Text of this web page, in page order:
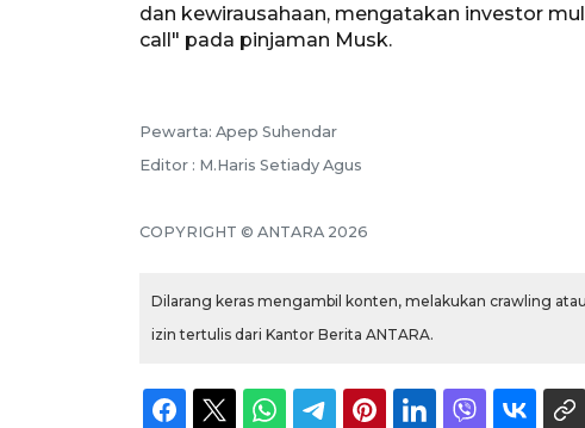
dan kewirausahaan, mengatakan investor
call" pada pinjaman Musk.
Pewarta: Apep Suhendar
Editor : M.Haris Setiady Agus
COPYRIGHT © ANTARA 2026
Dilarang keras mengambil konten, melakukan crawling
izin tertulis dari Kantor Berita ANTARA.